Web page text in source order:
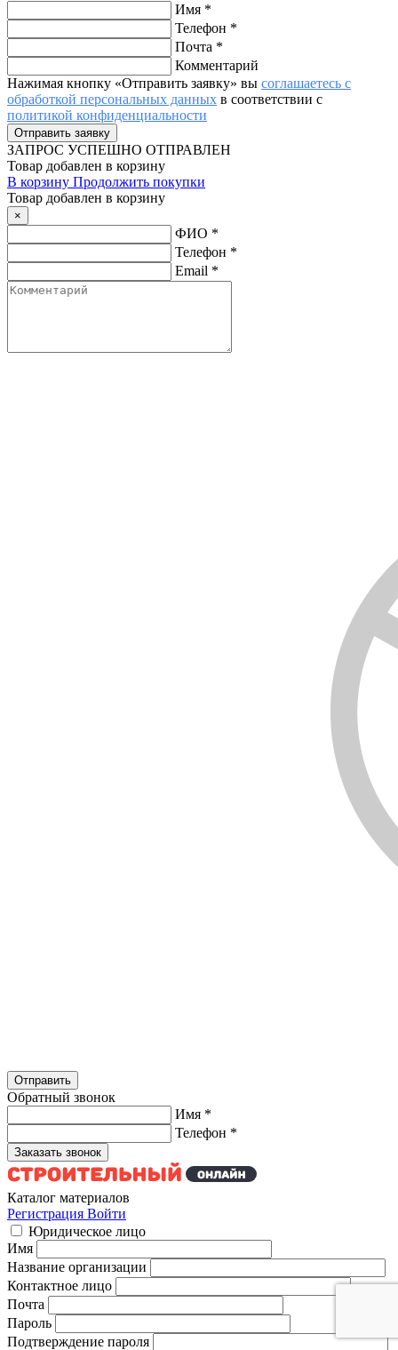
Имя *
Телефон *
Почта *
Комментарий
Нажимая кнопку «Отправить заявку» вы соглашаетесь с
обработкой персональных данных в соответствии с
политикой конфиденциальности
ЗАПРОС УСПЕШНО ОТПРАВЛЕН
Товар добавлен в корзину
В корзину Продолжить покупки
Товар добавлен в корзину
×
ФИО *
Телефон *
Email *
Обратный звонок
Имя *
Телефон *
Каталог материалов
Регистрация Войти
Юридическое лицо
Имя
Название организации
Контактное лицо
Почта
Пароль
Подтверждение пароля